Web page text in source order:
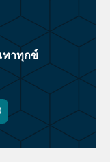
ทาทุกข์